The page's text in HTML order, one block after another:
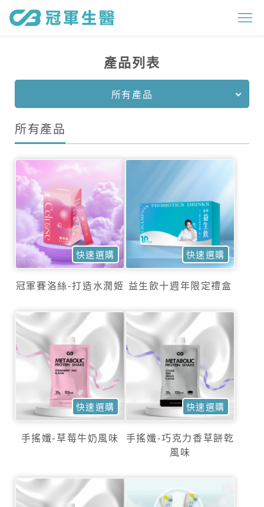
所
有
品
_
產
品
列
表
|
冠
軍
生
醫
產品列表
所有產品
所有產品
快速選購
冠軍賽洛絲-打造水潤姬
快速選購
益生飲十週年限定禮盒
快速選購
手搖孅-草莓牛奶風味
快速選購
手搖孅-巧克力香草餅乾
風味